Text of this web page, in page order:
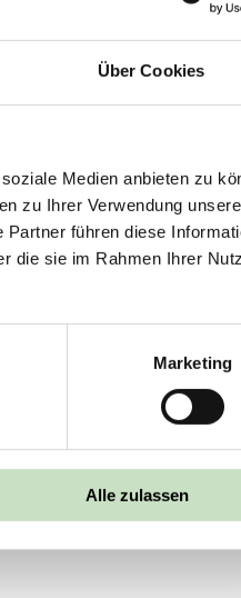
Über Cookies
Medien anbieten zu
zu Ihrer Verwendung
führen diese
die sie im Rahmen Ihrer
Marketing
Alle zulassen
Atem. Eine sehr
Team der Praemium